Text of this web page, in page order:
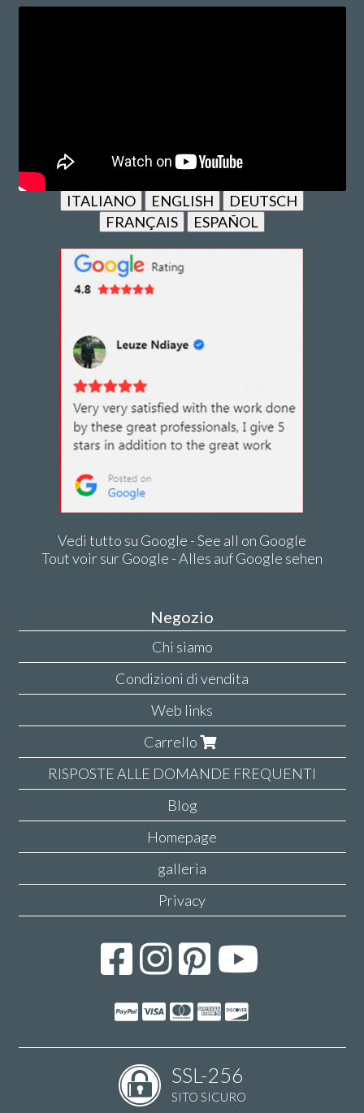
ITALIANO ENGLISH
DEUTSCH
FRANÇAIS
ESPAÑOL
Vedi tutto su Google - See all on Google
Tout voir sur Google - Alles auf Google sehen
Negozio
Chi siamo
Condizioni di vendita
Web links
Carrello
RISPOSTE ALLE DOMANDE FREQUENTI
Blog
Homepage
galleria
Privacy
SSL-256
SITO SICURO